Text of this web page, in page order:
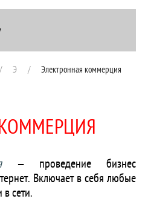
107-51-99
Э Электронная коммерция
— проведение бизнес
Включает в себя любые
сети.